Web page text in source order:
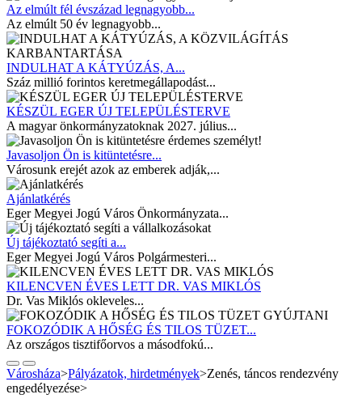
Az elmúlt fél évszázad legnagyobb...
Az elmúlt 50 év legnagyobb...
INDULHAT A KÁTYÚZÁS, A...
Száz millió forintos keretmegállapodást...
KÉSZÜL EGER ÚJ TELEPÜLÉSTERVE
A magyar önkormányzatoknak 2027. július...
Javasoljon Ön is kitüntetésre...
Városunk erejét azok az emberek adják,...
Ajánlatkérés
Eger Megyei Jogú Város Önkormányzata...
Új tájékoztató segíti a...
Eger Megyei Jogú Város Polgármesteri...
KILENCVEN ÉVES LETT DR. VAS MIKLÓS
Dr. Vas Miklós okleveles...
FOKOZÓDIK A HŐSÉG ÉS TILOS TÜZET...
Az országos tisztifőorvos a másodfokú...
Városháza>Pályázatok, hirdetmények>Zenés, táncos rendezvény
engedélyezése>